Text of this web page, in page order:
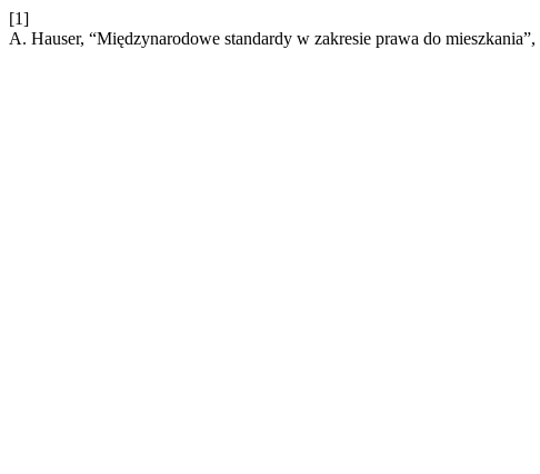
[1]
A. Hauser, “Międzynarodowe standardy w zakresie prawa do mieszkania”,